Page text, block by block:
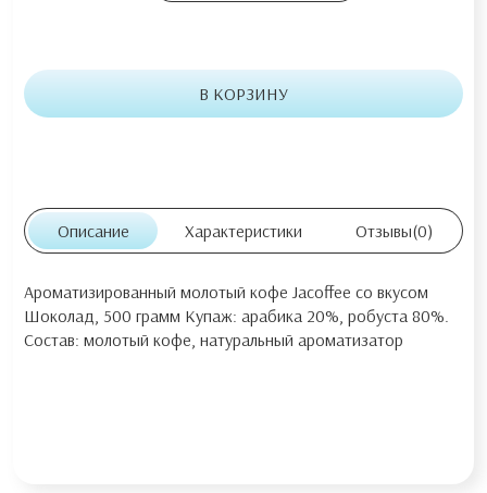
В КОРЗИНУ
Описание Характеристики Отзывы(0)
Ароматизированный молотый кофе Jacoffee со вкусом
Шоколад, 500 грамм Купаж: арабика 20%, робуста 80%.
Состав: молотый кофе, натуральный ароматизатор